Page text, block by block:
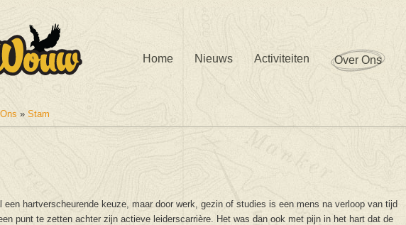
Home Nieuws Activiteiten Over Ons
» Stam
een hartverscheurende keuze, maar door werk, gezin of studies is een mens na verloop van tijd
punt te zetten achter zijn actieve leiderscarrière. Het was dan ook met pijn in het hart dat de